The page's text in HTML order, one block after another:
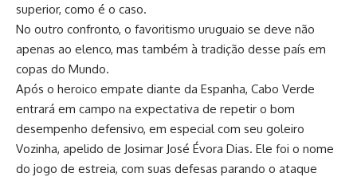
superior, como é o caso.
No outro confronto, o favoritismo uruguaio se deve não
apenas ao elenco, mas também à tradição desse país em
copas do Mundo.
Após o heroico empate diante da Espanha, Cabo Verde
entrará em campo na expectativa de repetir o bom
desempenho defensivo, em especial com seu goleiro
Vozinha, apelido de Josimar José Évora Dias. Ele foi o nome
do jogo de estreia, com suas defesas parando o ataque